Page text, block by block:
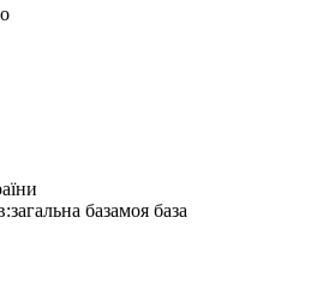
загальна базамоя база